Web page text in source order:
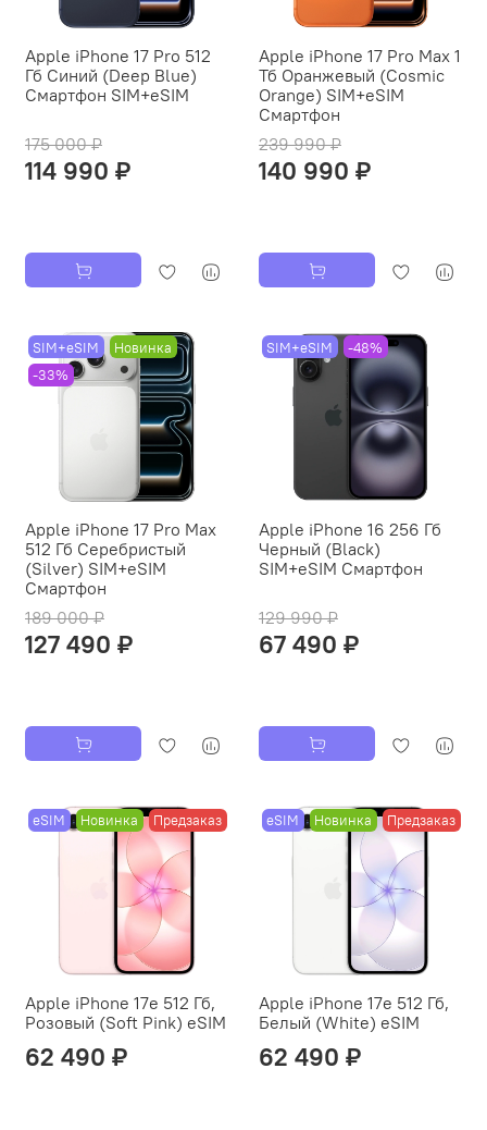
Apple iPhone 17 Pro 512
Гб Синий (Deep Blue)
Смартфон SIM+eSIM
175 000 ₽
114 990 ₽
Apple iPhone 17 Pro Max 1
Тб Оранжевый (Cosmic
Orange) SIM+eSIM
Смартфон
239 990 ₽
140 990 ₽
SIM+eSIM
Новинка
-33%
Apple iPhone 17 Pro Max
512 Гб Серебристый
(Silver) SIM+eSIM
Смартфон
189 000 ₽
127 490 ₽
SIM+eSIM -48%
Apple iPhone 16 256 Гб
Черный (Black)
SIM+eSIM Смартфон
129 990 ₽
67 490 ₽
eSIM Новинка Предзаказ
Apple iPhone 17e 512 Гб,
Розовый (Soft Pink) eSIM
62 490 ₽
eSIM Новинка Предзаказ
Apple iPhone 17e 512 Гб,
Белый (White) eSIM
62 490 ₽